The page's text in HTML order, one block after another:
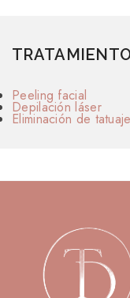
Peeling facial
Depilación láser
Eliminación de